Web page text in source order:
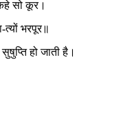
सो कूर।
त्यों भरपूर॥
हो जाती है।